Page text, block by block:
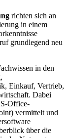
richten sich an
in einem
grundlegend neu
in den
Einkauf, Vertrieb,
Dabei
Office-
vermittelt und
über die